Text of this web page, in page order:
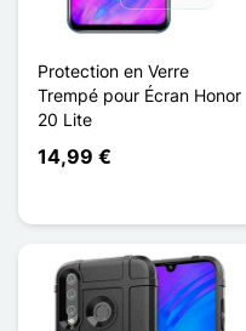
Protection en Verre
Trempé pour Écran Honor
20 Lite
14,99 €